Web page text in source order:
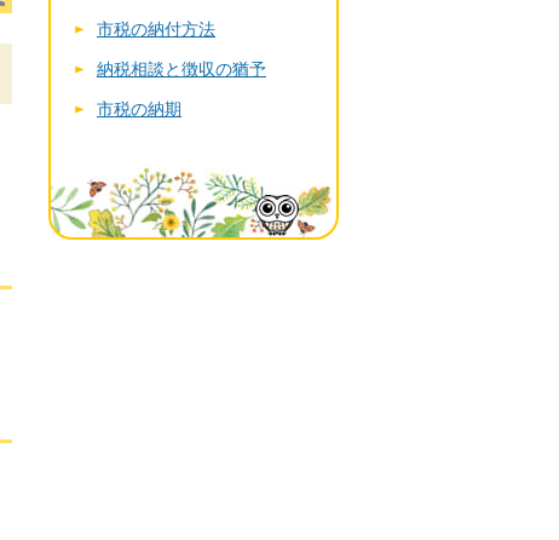
市税の納付方法
納税相談と徴収の猶予
市税の納期